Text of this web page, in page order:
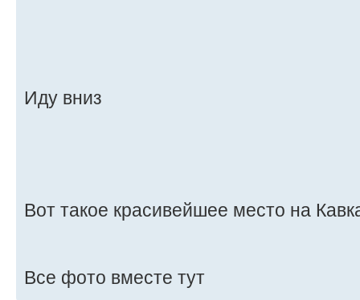
Иду вниз
Вот такое красивейшее место на
Все фото вместе тут